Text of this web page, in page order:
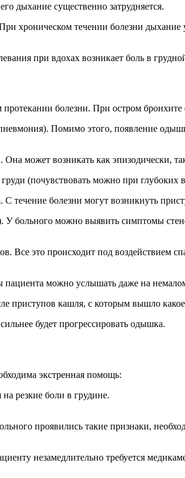
дыхание существенно затрудняется.
хроническом течении болезни дыхание
при вдохах возникает боль в
болезни. При остром бронхите
Помимо этого, появление
может возникать как эпизодически,
(почувствовать можно при глубоких
течение болезни могут возникнуть
У больного можно выявить симптомы
Все это происходит под воздействием
можно услышать даже на
приступов кашля, с которым вышло
будет прогрессировать одышка.
экстренная помощь:
резкие боли в грудине.
проявились такие признаки,
незамедлительно требуется